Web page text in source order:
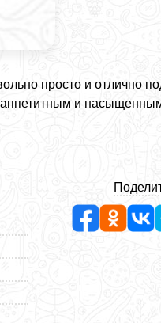
просто и отлично
аппетитным и